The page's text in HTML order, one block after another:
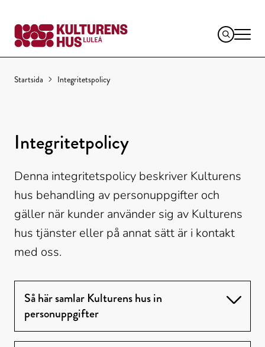
Logotyp,
Kulturens
Startsida Integritetspolicy
Integritetpolicy
Denna integritetspolicy beskriver Kulturens
hus behandling av personuppgifter och
gäller när kunder använder sig av Kulturens
hus tjänster eller på annat sätt är i kontakt
med oss.
Så här samlar Kulturens hus in
personuppgifter